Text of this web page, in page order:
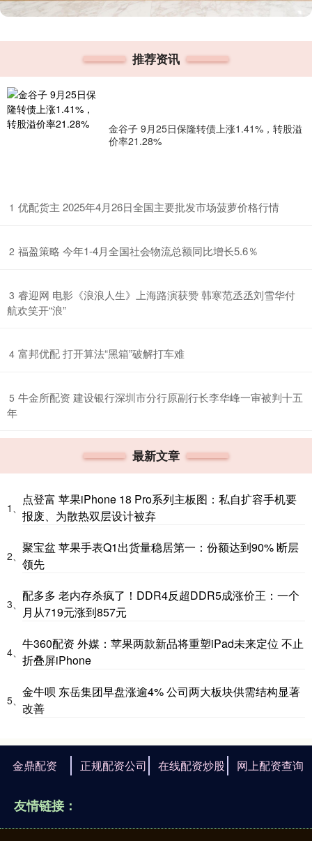
推荐资讯
金谷子 9月25日保隆转债上涨1.41%，转股溢
价率21.28%
1 ​优配货主 2025年4月26日全国主要批发市场菠萝价格行情
2 ​福盈策略 今年1-4月全国社会物流总额同比增长5.6％
3 ​睿迎网 电影《浪浪人生》上海路演获赞 韩寒范丞丞刘雪华付
航欢笑开“浪”
4 ​富邦优配 打开算法“黑箱”破解打车难
5 ​牛金所配资 建设银行深圳市分行原副行长李华峰一审被判十五
年
最新文章
1、
点登富 苹果iPhone 18 Pro系列主板图：私自扩容手机要
报废、为散热双层设计被弃
2、
聚宝盆 苹果手表Q1出货量稳居第一：份额达到90% 断层
领先
3、
配多多 老内存杀疯了！DDR4反超DDR5成涨价王：一个
月从719元涨到857元
4、
牛360配资 外媒：苹果两款新品将重塑iPad未来定位 不止
折叠屏iPhone
5、
金牛呗 东岳集团早盘涨逾4% 公司两大板块供需结构显著
改善
金鼎配资 正规配资公司 在线配资炒股 网上配资查询
友情链接：